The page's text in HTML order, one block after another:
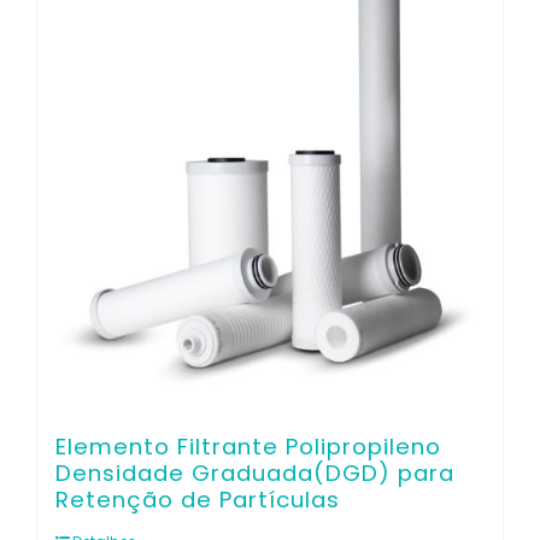
Elemento Filtrante Polipropileno
Densidade Graduada(DGD) para
Retenção de Partículas